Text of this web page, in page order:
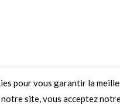
pour vous garantir la
site, vous acceptez